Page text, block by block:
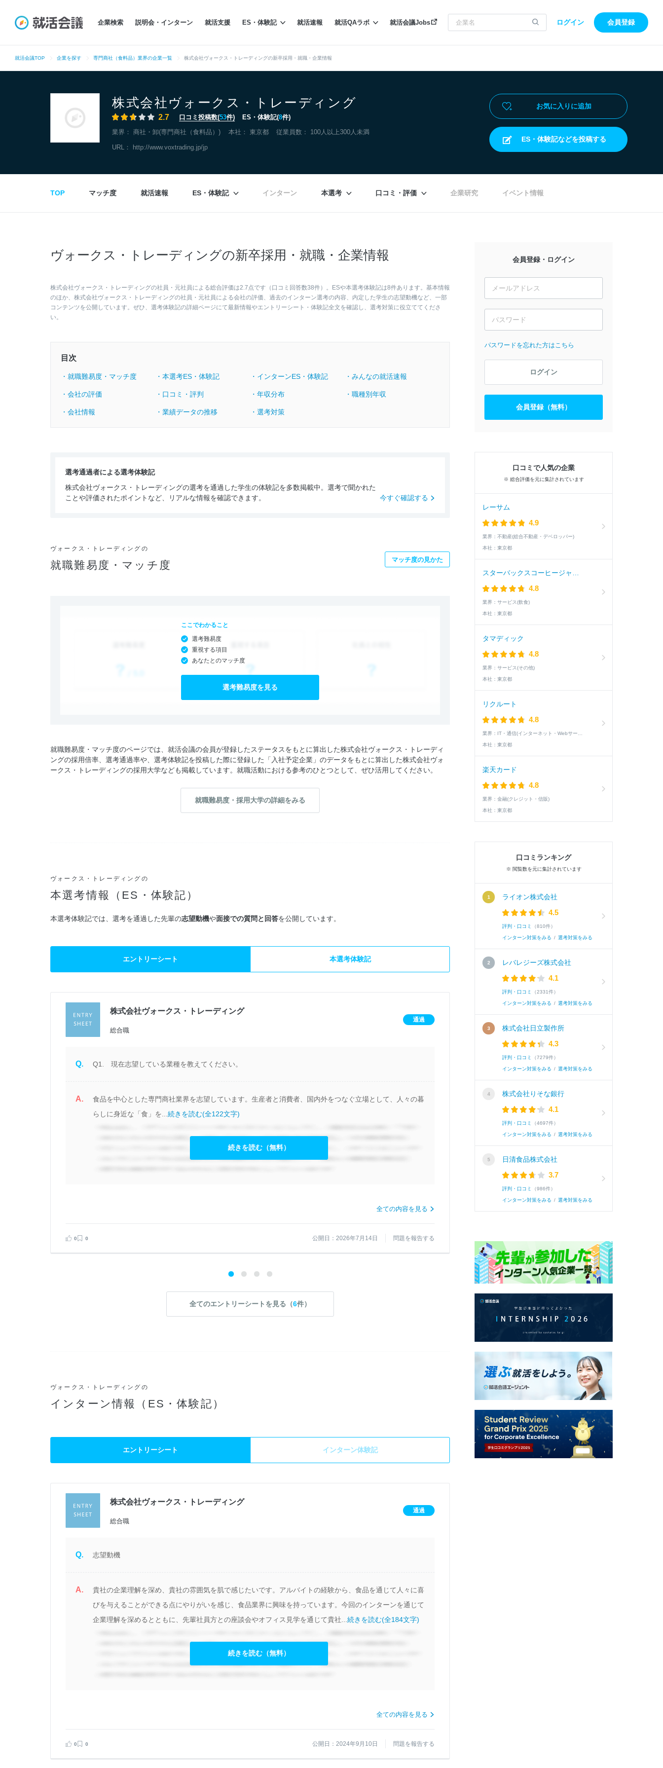
企業検索 説明会・インターン 就活支援 ES・体験記 就活速報 就活QAラボ 就活会議Jobs ログイン 会員登録
就活会議TOP 企業を探す 専門商社（食料品）業界の企業一覧 株式会社ヴォークス・トレーディングの新卒採用・就職・企業情報
株式会社ヴォークス・トレーディング
2.7 口コミ投稿数(53件) ES・体験記(8件)
業界： 商社・卸(専門商社（食料品）) 本社： 東京都 従業員数： 100人以上300人未満
URL： http://www.voxtrading.jp/jp
お気に入りに追加
ES・体験記などを投稿する
TOP マッチ度 就活速報 ES・体験記 インターン 本選考 口コミ・評価 企業研究 イベント情報
ヴォークス・トレーディングの新卒採用・就職・企業情報
株式会社ヴォークス・トレーディングの社員・元社員による総合評価は2.7点です（口コミ回答数38件）。ESや本選考体験記は8件あります。基本情報
のほか、株式会社ヴォークス・トレーディングの社員・元社員による会社の評価、過去のインターン選考の内容、内定した学生の志望動機など、一部
コンテンツを公開しています。ぜひ、選考体験記の詳細ページにて最新情報やエントリーシート・体験記全文を確認し、選考対策に役立ててくださ
い。
目次
・就職難易度・マッチ度 ・本選考ES・体験記 ・インターンES・体験記 ・みんなの就活速報
・会社の評価 ・口コミ・評判 ・年収分布 ・職種別年収
・会社情報 ・業績データの推移 ・選考対策
選考通過者による選考体験記
株式会社ヴォークス・トレーディングの選考を通過した学生の体験記を多数掲載中。選考で聞かれた
ことや評価されたポイントなど、リアルな情報を確認できます。
今すぐ確認する
ヴォークス・トレーディングの
就職難易度・マッチ度 マッチ度の見かた
ここでわかること
選考難易度
重視する項目
あなたとのマッチ度
選考難易度を見る
就職難易度・マッチ度のページでは、就活会議の会員が登録したステータスをもとに算出した株式会社ヴォークス・トレーディ
ングの採用倍率、選考通過率や、選考体験記を投稿した際に登録した「入社予定企業」のデータをもとに算出した株式会社ヴォ
ークス・トレーディングの採用大学なども掲載しています。就職活動における参考のひとつとして、ぜひ活用してください。
就職難易度・採用大学の詳細をみる
ヴォークス・トレーディングの
本選考情報（ES・体験記）
本選考体験記では、選考を通過した先輩の志望動機や面接での質問と回答を公開しています。
エントリーシート 本選考体験記
株式会社ヴォークス・トレーディング
総合職
通過
Q. Q1. 現在志望している業種を教えてください。
A.
食品を中心とした専門商社業界を志望しています。生産者と消費者、国内外をつなぐ立場として、人々の暮
らしに身近な「食」を... 続きを読む(全122文字)
続きを読む（無料）
全ての内容を見る
0 0 公開日：2026年7月14日 問題を報告する
総合職
A.
私が御社を志望する理由は２つあります。1つ
と、御社の幅広いグローバルな事業展開が合致
0 0
全てのエントリーシートを見る（6件）
ヴォークス・トレーディングの
インターン情報（ES・体験記）
エントリーシート インターン体験記
株式会社ヴォークス・トレーディング
総合職
通過
Q. 志望動機
A.
貴社の企業理解を深め、貴社の雰囲気を肌で感じたいです。アルバイトの経験から、食品を通じて人々に喜
びを与えることができる点にやりがいを感じ、食品業界に興味を持っています。今回のインターンを通じて
企業理解を深めるとともに、先輩社員方との座談会やオフィス見学を通じて貴社... 続きを読む(全184文字)
続きを読む（無料）
全ての内容を見る
0 0 公開日：2024年9月10日 問題を報告する
会員登録・ログイン
パスワードを忘れた方はこちら
ログイン
会員登録（無料）
口コミで人気の企業
※ 総合評価を元に集計されています
レーサム
4.9
業界： 不動産(総合不動産・デベロッパー)
本社： 東京都
4.8
業界： サービス(飲食)
本社： 東京都
タマディック
4.8
業界： サービス(その他)
本社： 東京都
リクルート
4.8
業界：
本社： 東京都
楽天カード
4.8
業界： 金融(クレジット・信販)
本社： 東京都
口コミランキング
※ 閲覧数を元に集計されています
ライオン株式会社
4.5
評判・口コミ （810件）
インターン対策をみる / 選考対策をみる
レバレジーズ株式会社
4.1
評判・口コミ （2331件）
インターン対策をみる / 選考対策をみる
株式会社日立製作所
4.3
評判・口コミ （7279件）
インターン対策をみる / 選考対策をみる
株式会社りそな銀行
4.1
評判・口コミ （4697件）
インターン対策をみる / 選考対策をみる
日清食品株式会社
3.7
評判・口コミ （986件）
インターン対策をみる / 選考対策をみる